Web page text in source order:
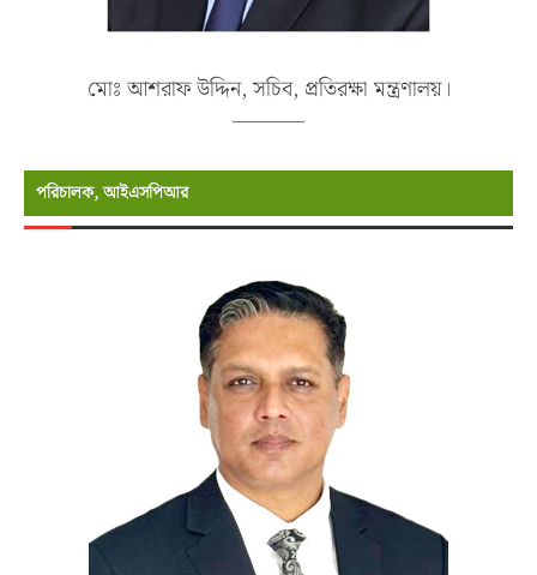
মোঃ আশরাফ উদ্দিন, সচিব, প্রতিরক্ষা মন্ত্রণালয়।
পরিচালক, আইএসপিআর